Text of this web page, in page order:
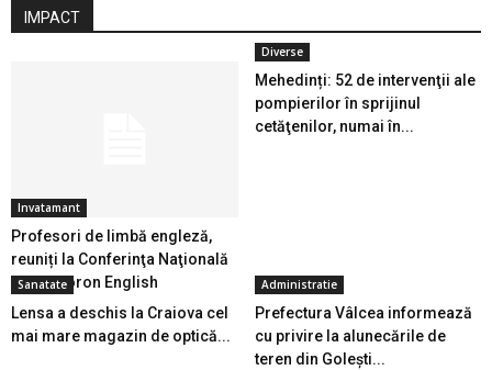
IMPACT
Invatamant
Profesori de limbă engleză,
reuniți la Conferinţa Naţională
Helen Doron English
Diverse
Mehedinți: 52 de intervenţii ale
pompierilor în sprijinul
cetăţenilor, numai în...
Sanatate
Lensa a deschis la Craiova cel
mai mare magazin de optică...
Administratie
Prefectura Vâlcea informează
cu privire la alunecările de
teren din Goleşti...